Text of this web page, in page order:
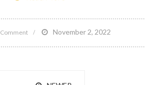
Commenton
ス
November 2, 2022